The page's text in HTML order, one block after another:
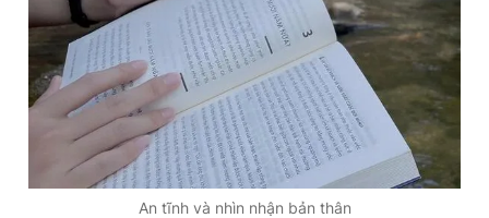
An tĩnh và nhìn nhận bản thân